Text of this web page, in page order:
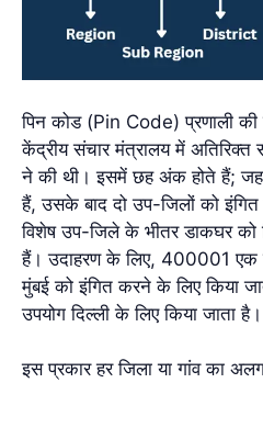
पिन कोड (Pin Code) प्रणाली
केंद्रीय संचार मंत्रालय में अतिरिक्त
ने की थी। इसमें छह अंक होते हैं;
हैं, उसके बाद दो उप-जिलों को
विशेष उप-जिले के भीतर डाकघर को
हैं। उदाहरण के लिए, 400001 एक
मुंबई को इंगित करने के लिए किया
उपयोग दिल्ली के लिए किया जाता है।
इस प्रकार हर जिला या गांव का